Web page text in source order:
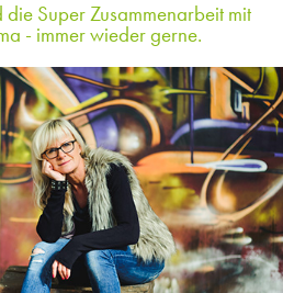
die Super Zusammenarbeit mit
- immer wieder gerne.